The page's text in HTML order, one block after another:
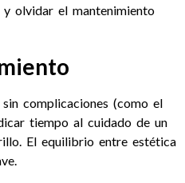
olvidar el mantenimiento
complicaciones (como el
tiempo al cuidado de un
El equilibrio entre estética